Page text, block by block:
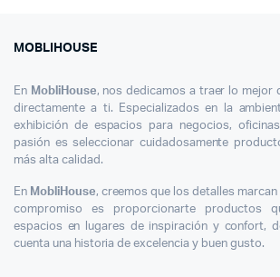
MOBLIHOUSE
En MobliHouse, nos dedicamos a traer lo mejor
directamente a ti. Especializados en la
exhibición de espacios para negocios,
pasión es seleccionar cuidadosamente
más alta calidad.
En MobliHouse, creemos que los detalles
compromiso es proporcionarte productos
espacios en lugares de inspiración y confort,
cuenta una historia de excelencia y buen gusto.